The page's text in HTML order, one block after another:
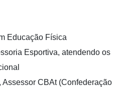
Educação Física
Esportiva, atendendo os
CBAt (Confederação